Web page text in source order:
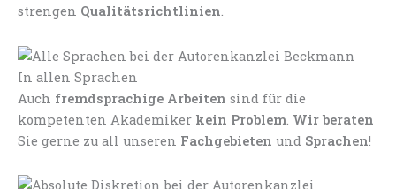
strengen Qualitätsrichtlinien.
In allen Sprachen
Auch fremdsprachige Arbeiten sind für die
kompetenten Akademiker kein Problem. Wir beraten
Sie gerne zu all unseren Fachgebieten und Sprachen!